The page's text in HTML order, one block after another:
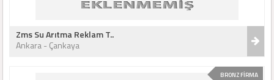
Zms Su Arıtma Reklam T..
Ankara - Çankaya
BRONZ FİRMA